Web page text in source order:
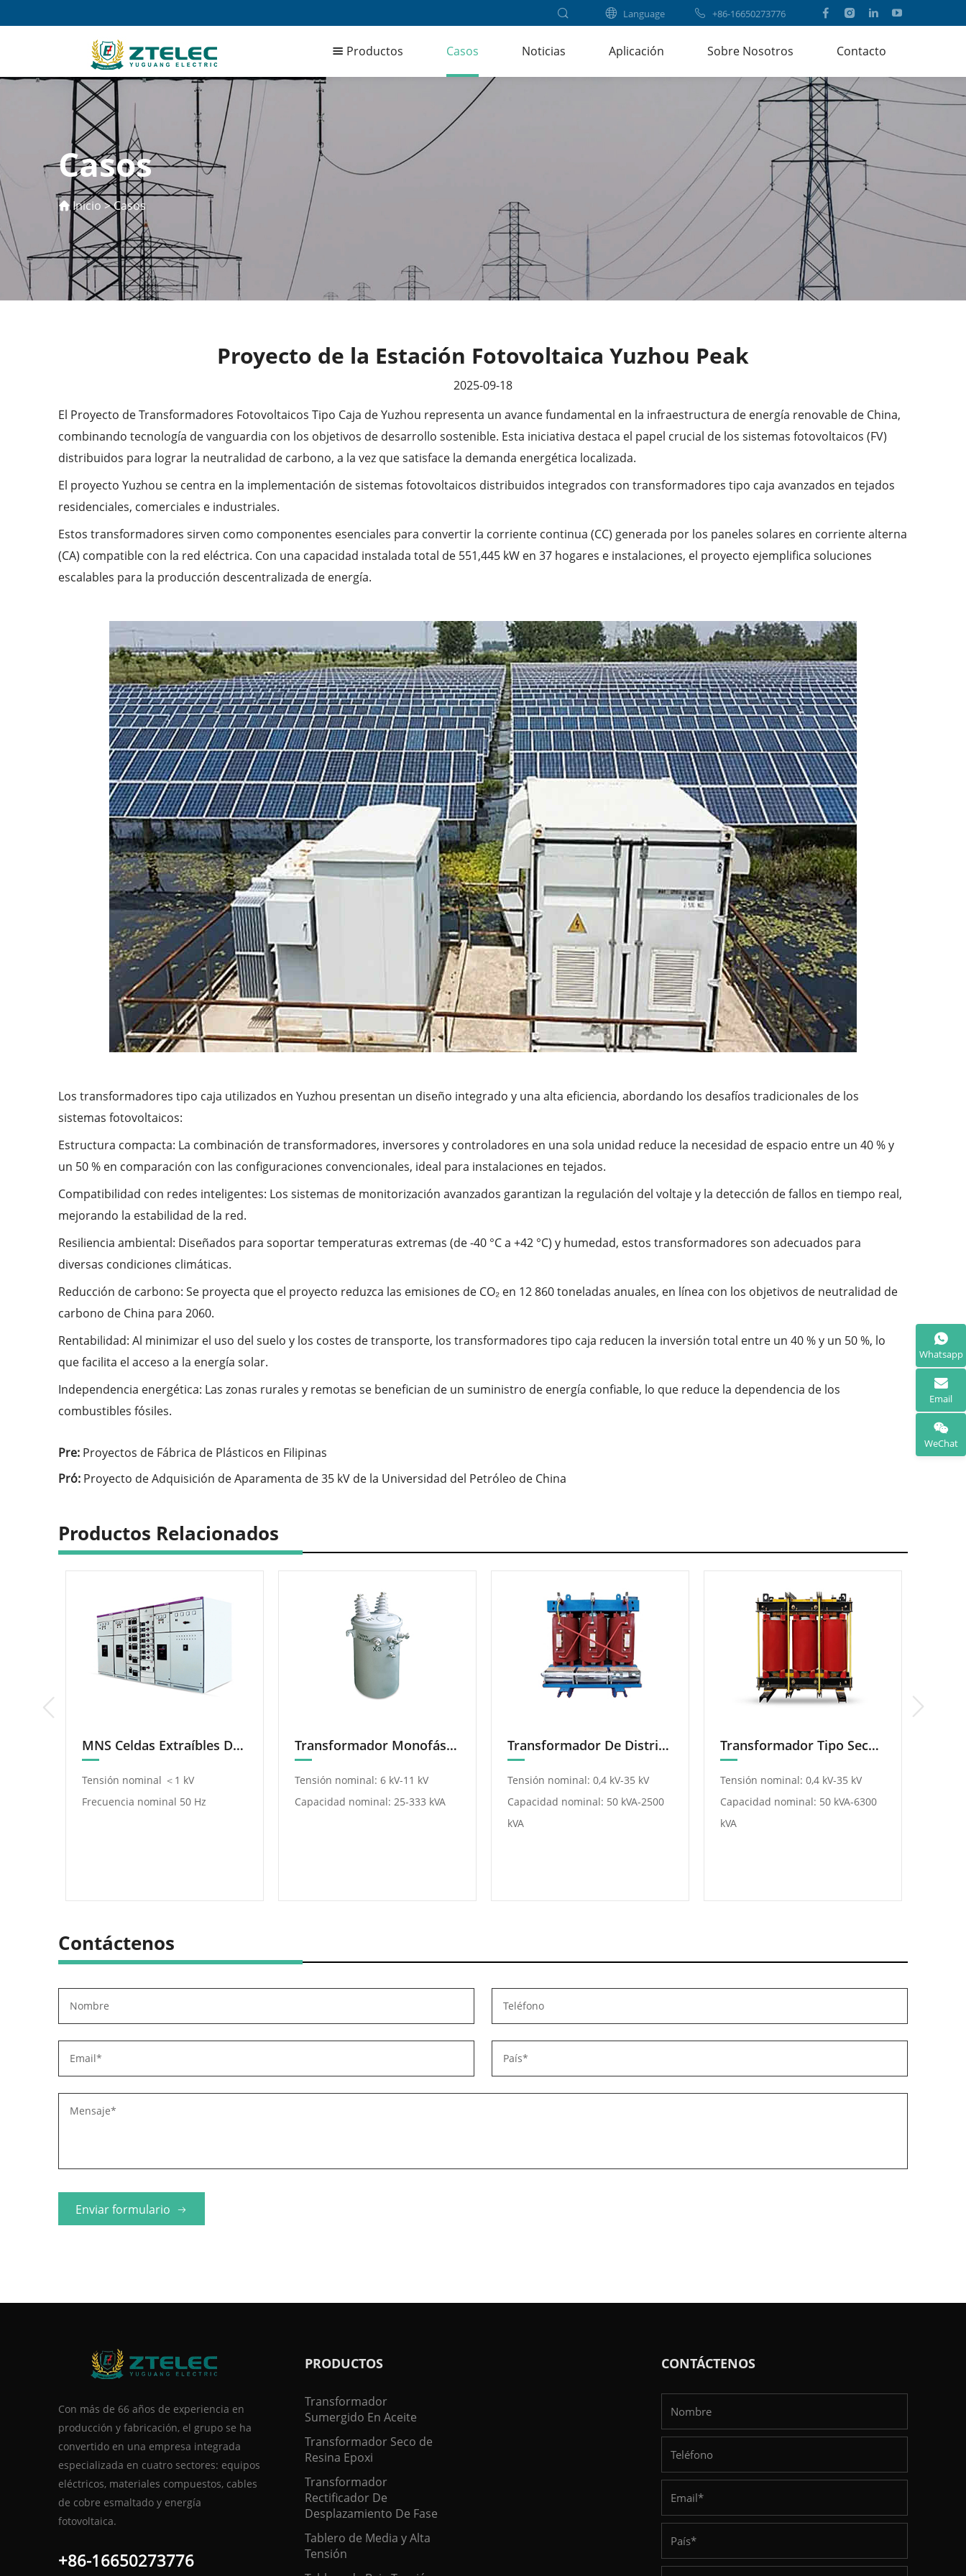
Language +86-16650273776
Productos Casos Noticias Aplicación Sobre Nosotros Contacto
Casos
Inicio>Casos
Proyecto de la Estación Fotovoltaica Yuzhou Peak
2025-09-18
El Proyecto de Transformadores Fotovoltaicos Tipo Caja de Yuzhou representa un avance fundamental en la infraestructura de energía renovable de China,
combinando tecnología de vanguardia con los objetivos de desarrollo sostenible. Esta iniciativa destaca el papel crucial de los sistemas fotovoltaicos (FV)
distribuidos para lograr la neutralidad de carbono, a la vez que satisface la demanda energética localizada.
El proyecto Yuzhou se centra en la implementación de sistemas fotovoltaicos distribuidos integrados con transformadores tipo caja avanzados en tejados
residenciales, comerciales e industriales.
Estos transformadores sirven como componentes esenciales para convertir la corriente continua (CC) generada por los paneles solares en corriente alterna
(CA) compatible con la red eléctrica. Con una capacidad instalada total de 551,445 kW en 37 hogares e instalaciones, el proyecto ejemplifica soluciones
escalables para la producción descentralizada de energía.
Los transformadores tipo caja utilizados en Yuzhou presentan un diseño integrado y una alta eficiencia, abordando los desafíos tradicionales de los
sistemas fotovoltaicos:
Estructura compacta: La combinación de transformadores, inversores y controladores en una sola unidad reduce la necesidad de espacio entre un 40 % y
un 50 % en comparación con las configuraciones convencionales, ideal para instalaciones en tejados.
Compatibilidad con redes inteligentes: Los sistemas de monitorización avanzados garantizan la regulación del voltaje y la detección de fallos en tiempo real,
mejorando la estabilidad de la red.
Resiliencia ambiental: Diseñados para soportar temperaturas extremas (de -40 °C a +42 °C) y humedad, estos transformadores son adecuados para
diversas condiciones climáticas.
Reducción de carbono: Se proyecta que el proyecto reduzca las emisiones de CO₂ en 12 860 toneladas anuales, en línea con los objetivos de neutralidad de
carbono de China para 2060.
Rentabilidad: Al minimizar el uso del suelo y los costes de transporte, los transformadores tipo caja reducen la inversión total entre un 40 % y un 50 %, lo
que facilita el acceso a la energía solar.
Independencia energética: Las zonas rurales y remotas se benefician de un suministro de energía confiable, lo que reduce la dependencia de los
combustibles fósiles.
Pre: Proyectos de Fábrica de Plásticos en Filipinas
Pró: Proyecto de Adquisición de Aparamenta de 35 kV de la Universidad del Petróleo de China
Productos Relacionados
MNS Celdas Extraíbles De Baja Tensión
Tensión nominal ＜1 kV
Frecuencia nominal 50 Hz
Transformador Monofásico
Tensión nominal: 6 kV-11 kV
Capacidad nominal: 25-333 kVA
Transformador De Distribución Tipo Seco
Tensión nominal: 0,4 kV-35 kV
Capacidad nominal: 50 kVA-2500
kVA
Transformador Tipo Seco De Grado I De Eficiencia Energética
Tensión nominal: 0,4 kV-35 kV
Capacidad nominal: 50 kVA-6300
kVA
Contáctenos
Enviar formulario
Con más de 66 años de experiencia en
producción y fabricación, el grupo se ha
convertido en una empresa integrada
especializada en cuatro sectores: equipos
eléctricos, materiales compuestos, cables
de cobre esmaltado y energía
fotovoltaica.
+86-16650273776
PRODUCTOS
Transformador
Sumergido En Aceite
Transformador Seco de
Resina Epoxi
Transformador
Rectificador De
Desplazamiento De Fase
Tablero de Media y Alta
Tensión
CONTÁCTENOS
Whatsapp
Email
WeChat